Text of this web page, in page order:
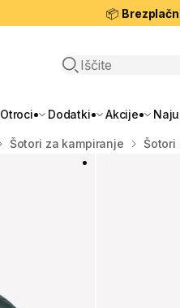
📦
Odpri iskanje
Otroci Dodatki Akcije
Šotori za kampiranje Šotori